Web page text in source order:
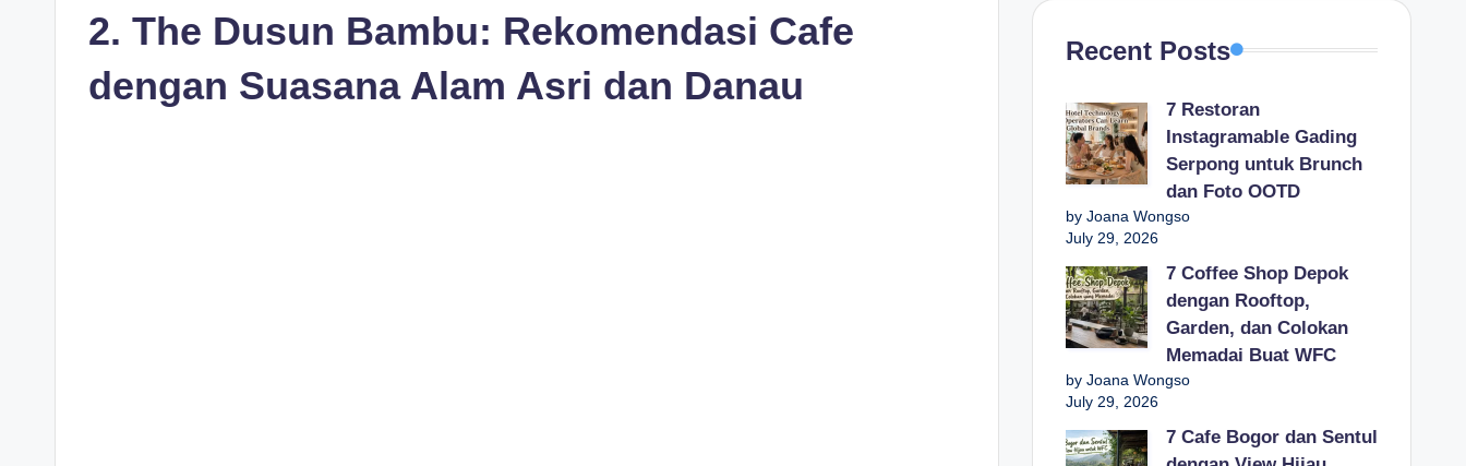
2. The Dusun Bambu: Rekomendasi Cafe
dengan Suasana Alam Asri dan Danau
Recent Posts
7 Restoran
Instagramable Gading
Serpong untuk Brunch
dan Foto OOTD
by Joana Wongso
July 29, 2026
7 Coffee Shop Depok
dengan Rooftop,
Garden, dan Colokan
Memadai Buat WFC
by Joana Wongso
July 29, 2026
7 Cafe Bogor dan Sentul